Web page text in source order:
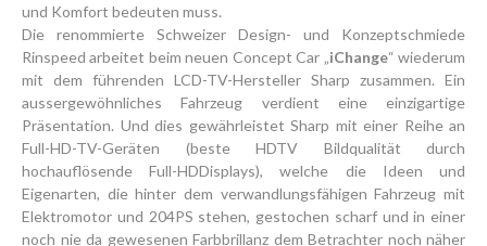
und Komfort bedeuten muss.
Die renommierte Schweizer Design- und Konzeptschmiede
Rinspeed arbeitet beim neuen Concept Car „iChange“ wiederum
mit dem führenden LCD-TV-Hersteller Sharp zusammen. Ein
aussergewöhnliches Fahrzeug verdient eine einzigartige
Präsentation. Und dies gewährleistet Sharp mit einer Reihe an
Full-HD-TV-Geräten (beste HDTV Bildqualität durch
hochauflösende Full-HDDisplays), welche die Ideen und
Eigenarten, die hinter dem verwandlungsfähigen Fahrzeug mit
Elektromotor und 204PS stehen, gestochen scharf und in einer
noch nie da gewesenen Farbbrillanz dem Betrachter noch näher